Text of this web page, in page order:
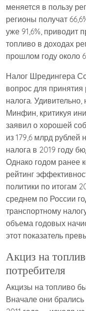
меняется в пользу
регионы получат
уже 91,6%, приводит
топливо в доходах
прошлом году около
Налог Шредингера
вопрос для
налога. Удивительно,
Минфин, критикуя
заявил о хорошей
из 179,6 млрд рублей
налога в 2019 году
Однако годом ранее
рейтинг
политики по итогам
среднем по России
транспортному
объема годовых
этот показатель
Акциз на
потребителя
Акцизы на топливо
Вначале они брались